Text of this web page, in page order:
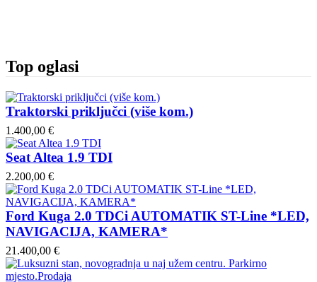
Top oglasi
Traktorski priključci (više kom.)
1.400,00 €
Seat Altea 1.9 TDI
2.200,00 €
Ford Kuga 2.0 TDCi AUTOMATIK ST-Line *LED,
NAVIGACIJA, KAMERA*
21.400,00 €